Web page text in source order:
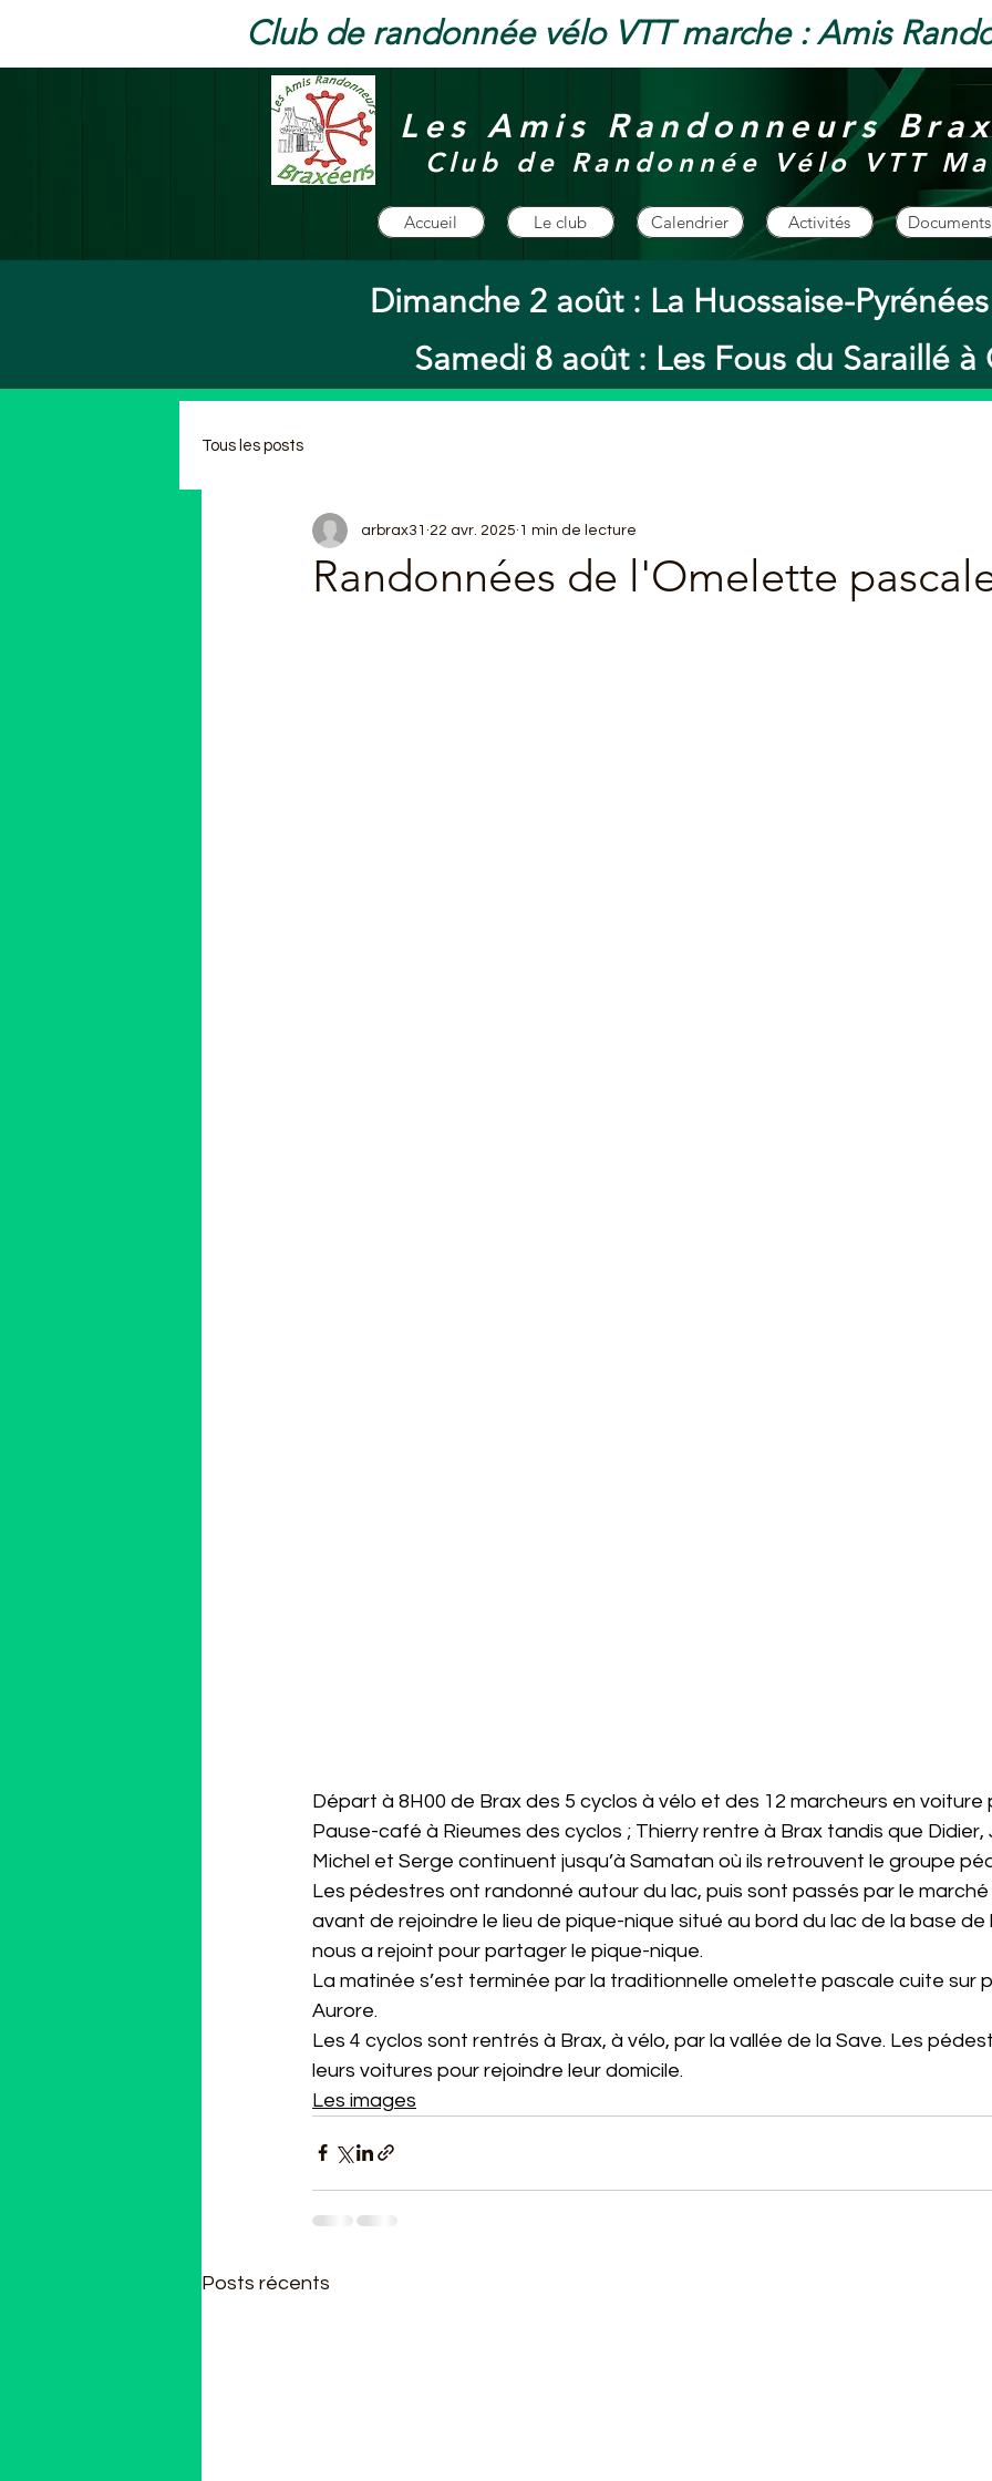
Club de randonnée vélo VTT marche : Amis
Les Amis Randonneurs
Club de Randonnée Vélo VTT
Accueil Le club Calendrier Activités Documents
Dimanche 2 août : La Huossaise-
Samedi 8 août : Les Fous du Saraillé à
Tous les posts
Randonnées de l'Omelette
arbrax31 22 avr. 2025 1 min de lecture
Départ à 8H00 de Brax des 5 cyclos à vélo et des 12 marcheurs en voiture
Pause-café à Rieumes des cyclos ; Thierry rentre à Brax tandis que
Michel et Serge continuent jusqu’à Samatan où ils retrouvent le groupe
Les pédestres ont randonné autour du lac, puis sont passés par le
avant de rejoindre le lieu de pique-nique situé au bord du lac de la base de
nous a rejoint pour partager le pique-nique.
La matinée s’est terminée par la traditionnelle omelette pascale cuite sur
Aurore.
Les 4 cyclos sont rentrés à Brax, à vélo, par la vallée de la Save. Les
leurs voitures pour rejoindre leur domicile.
Les images
Posts récents